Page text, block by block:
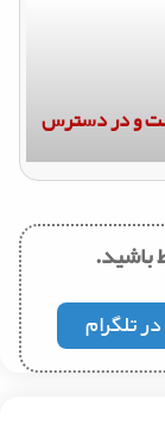
و در دسترس
باشید.
در تلگرام